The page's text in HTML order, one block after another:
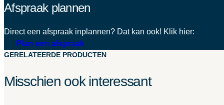
Afspraak plannen
Direct een afspraak inplannen? Dat kan ook! Klik hier:
Plan een afspraak
GERELATEERDE PRODUCTEN
Misschien ook interessant